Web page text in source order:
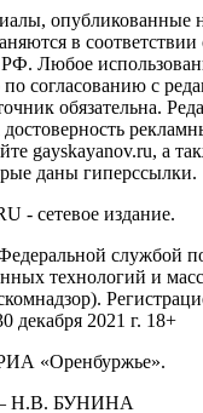
опубликованные
в соответствии
РФ. Любое
по согласованию с
обязательна.
достоверность
gayskayanov.ru, а
даны гиперссылки.
- сетевое издание.
службой
технологий и
2021 г. 18+
«Оренбуржье».
– Н.В. БУНИНА